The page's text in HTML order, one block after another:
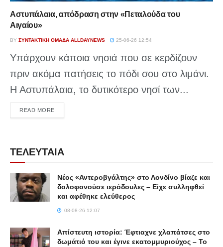
Αστυπάλαια, απόδραση στην «Πεταλούδα του
Αιγαίου»
BY ΣΥΝΤΑΚΤΙΚΉ ΟΜΆΔΑ ALLDAYNEWS 25-06-26 12:54
Υπάρχουν κάποια νησιά που σε κερδίζουν
πριν ακόμα πατήσεις το πόδι σου στο λιμάνι.
Η Αστυπάλαια, το δυτικότερο νησί των...
READ MOREDETAILS
ΤΕΛΕΥΤΑΙΑ
Νέος «Αντεροβγάλτης» στο Λονδίνο βίαζε και
δολοφονούσε ιερόδουλες – Είχε συλληφθεί
και αφέθηκε ελεύθερος
08-08-26 12:07
Απίστευτη ιστορία: Έφτιαχνε χλαπάτσες στο
δωμάτιό του και έγινε εκατομμυριούχος – Το